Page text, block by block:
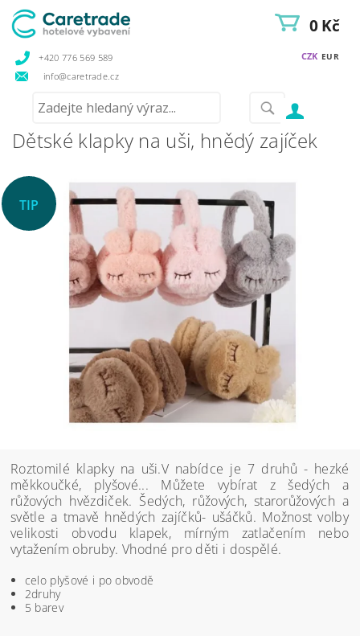
+420 776 569 589
info@caretrade.cz
CZK EUR
0 Kč
Dětské klapky na uši, hnědý zajíček
TIP
Roztomilé klapky na uši.V nabídce je 7 druhů - hezké
měkkoučké, plyšové... Můžete vybírat z šedých a
růžových hvězdiček. Šedých, růžových, starorůžových a
světle a tmavě hnědých zajíčků- ušáčků. Možnost volby
velikosti obvodu klapek, mírným zatlačením nebo
vytažením obruby. Vhodné pro děti i dospělé.
celo plyšové i po obvodě
2druhy
5 barev